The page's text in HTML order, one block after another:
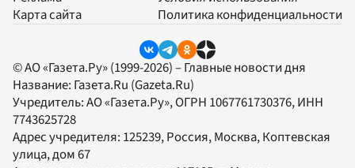
Карта сайта
Политика конфиденциальности
© АО «Газета.Ру» (1999-2026) – Главные новости дня
Название: Газета.Ru (Gazeta.Ru)
Учредитель:АО «Газета.Ру», ОГРН 1067761730376, ИНН
7743625728
Адрес учредителя: 125239, Россия, Москва, Коптевская
улица, дом 67